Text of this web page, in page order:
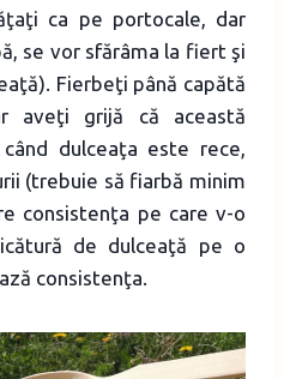
ca pe portocale, dar
se vor sfărâma la fiert şi
Fierbeţi până capătă
aveţi grijă că această
dulceaţa este rece,
(trebuie să fiarbă minim
consistenţa pe care v-o
de dulceaţă pe o
consistenţa.